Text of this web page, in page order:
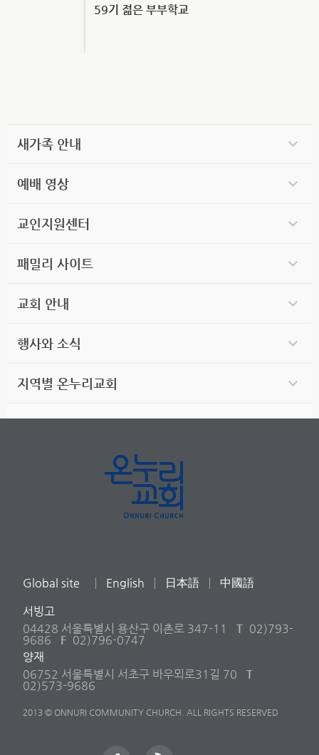
59기 젊은 부부학교
새가족 안내
예배 영상
교인지원센터
패밀리 사이트
교회 안내
행사와 소식
지역별 온누리교회
Global site English 日本語 中國語
서빙고
04428 서울특별시 용산구 이촌로 347-11
T 02)793-
9686
F 02)796-0747
양재
06752 서울특별시 서초구 바우뫼로31길 70
T
02)573-9686
2013 © ONNURI COMMUNITY CHURCH. ALL RIGHTS RESERVED